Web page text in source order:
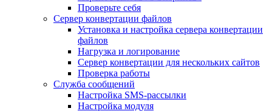
Проверьте себя
Сервер конвертации файлов
Установка и настройка сервера конвертации
файлов
Нагрузка и логирование
Сервер конвертации для нескольких сайтов
Проверка работы
Служба сообщений
Настройка SMS-рассылки
Настройка модуля